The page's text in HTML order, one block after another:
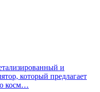
и
который предлагает
косм…